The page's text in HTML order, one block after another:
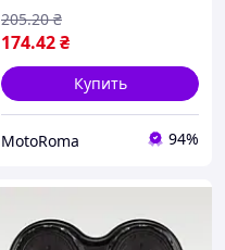
174.42₴
205.20 ₴
Купить
MotoRoma 94%